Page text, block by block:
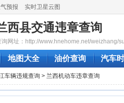
预报 实时卫星云图
西县交通违章查询
询网址：http://www.hnehome.net/weizhang/
地图大全 油价查询 汽车
车辆违规查询 > 兰西机动车违章查询